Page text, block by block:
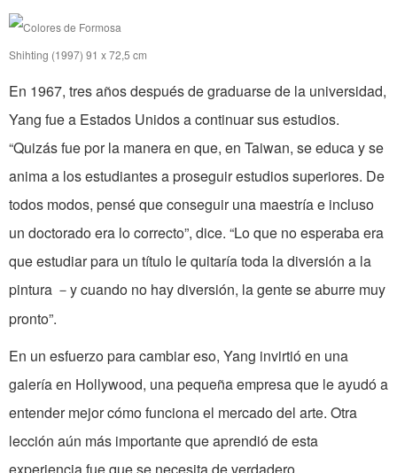
Shihting (1997) 91 x 72,5 cm
En 1967, tres años después de graduarse de la universidad,
Yang fue a Estados Unidos a continuar sus estudios.
“Quizás fue por la manera en que, en Taiwan, se educa y se
anima a los estudiantes a proseguir estudios superiores. De
todos modos, pensé que conseguir una maestría e incluso
un doctorado era lo correcto”, dice. “Lo que no esperaba era
que estudiar para un título le quitaría toda la diversión a la
pintura － y cuando no hay diversión, la gente se aburre muy
pronto”.
En un esfuerzo para cambiar eso, Yang invirtió en una
galería en Hollywood, una pequeña empresa que le ayudó a
entender mejor cómo funciona el mercado del arte. Otra
lección aún más importante que aprendió de esta